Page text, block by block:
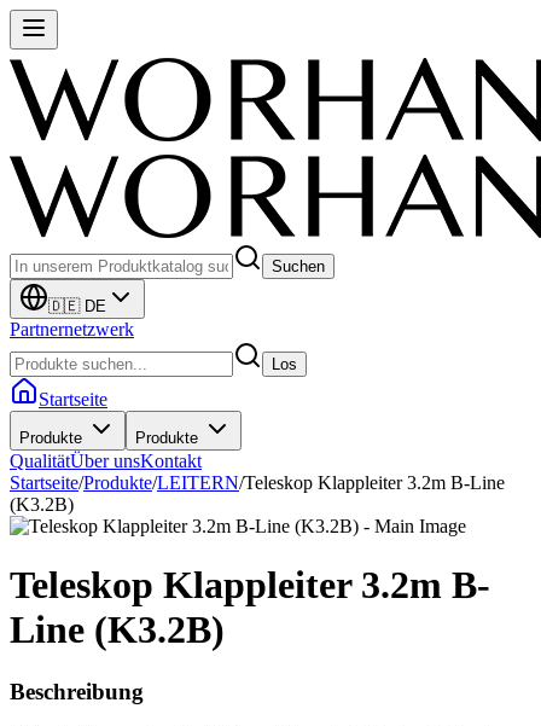
Suchen
🇩🇪 DE
Partnernetzwerk
Los
Startseite
Produkte Produkte
QualitätÜber unsKontakt
Startseite/Produkte/LEITERN/Teleskop Klappleiter 3.2m B-Line
(K3.2B)
Teleskop Klappleiter 3.2m B-
Line (K3.2B)
Beschreibung